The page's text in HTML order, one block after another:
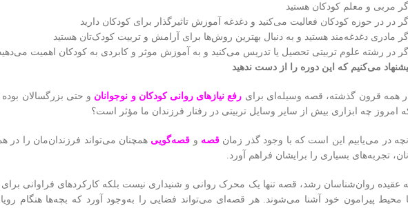
مربی و معلم کودکان هستید
در در حوزه کودکان فعالیت می‌کنید و دغدغه آموزش تاثیرگذار برای کودکان دارید
مادری دغدغه‌مند هستید و به دنبال بهترین روش‌ها برای آرامش و تربیت کودک‌تان هستید
در رشته علوم تربیتی تحصیل یا تدریس می‌کنید و به آموزش موثر و کابردی به کودکان اهمیت
می‌کنیم که این دوره را از دست ندهید
همه قرون گذشته، قصه وسیله‌ای برای رفع نیازهای روانی کودکان و نوجوانان و حتی بزرگسالان
امروز چه ابزاری بیش از سایر وسایل تربیتی در رفتار فرزندان ما مؤثر است؟
در می‌یابیم این است که با وجود گذر زمان قصه و قصه‌گویی همچنان می‌تواند فرزندان‌مان را
تجربه‌های بسیاری را برایشان فراهم آورد.
عقیده روان‌شناسان رشد، قصه تنها یک محرک روانی و شنیداری نیست بلکه کارکردهای فراوانی
محیط پیرامون خود آشنا می‌شوند. هر قصه‌ای می‌تواند فضایی را به‌وجود آورد که بچه‌ها هنگام